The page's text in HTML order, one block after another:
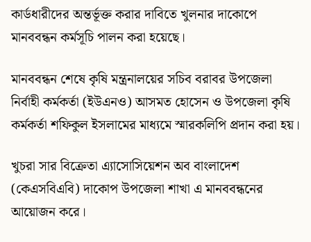
কার্ডধারীদের অন্তর্ভূক্ত করার দাবিতে খুলনার দাকোপে
মানববন্ধন কর্মসূচি পালন করা হয়েছে।
মানববন্ধন শেষে কৃষি মন্ত্রনালয়ের সচিব বরাবর উপজেলা
নির্বাহী কর্মকর্তা (ইউএনও) আসমত হোসেন ও উপজেলা কৃষি
কর্মকর্তা শফিকুল ইসলামের মাধ্যমে স্মারকলিপি প্রদান করা হয়।
খুচরা সার বিক্রেতা এ্যাসোসিয়েশন অব বাংলাদেশ
(কেএসবিএবি) দাকোপ উপজেলা শাখা এ মানববন্ধনের
আয়োজন করে।